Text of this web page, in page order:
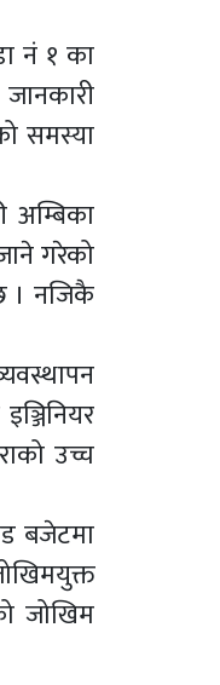
नं १ का
समस्या
गरेको
। नजिकै
उच्च
बजेटमा
जोखिम